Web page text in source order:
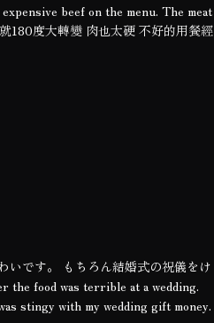
beef on the menu. The meat
180度大轉變 肉也太硬 不好的用餐經
いです。 もちろん結婚式の祝儀をけ
the food was terrible at a wedding.
stingy with my wedding gift money.